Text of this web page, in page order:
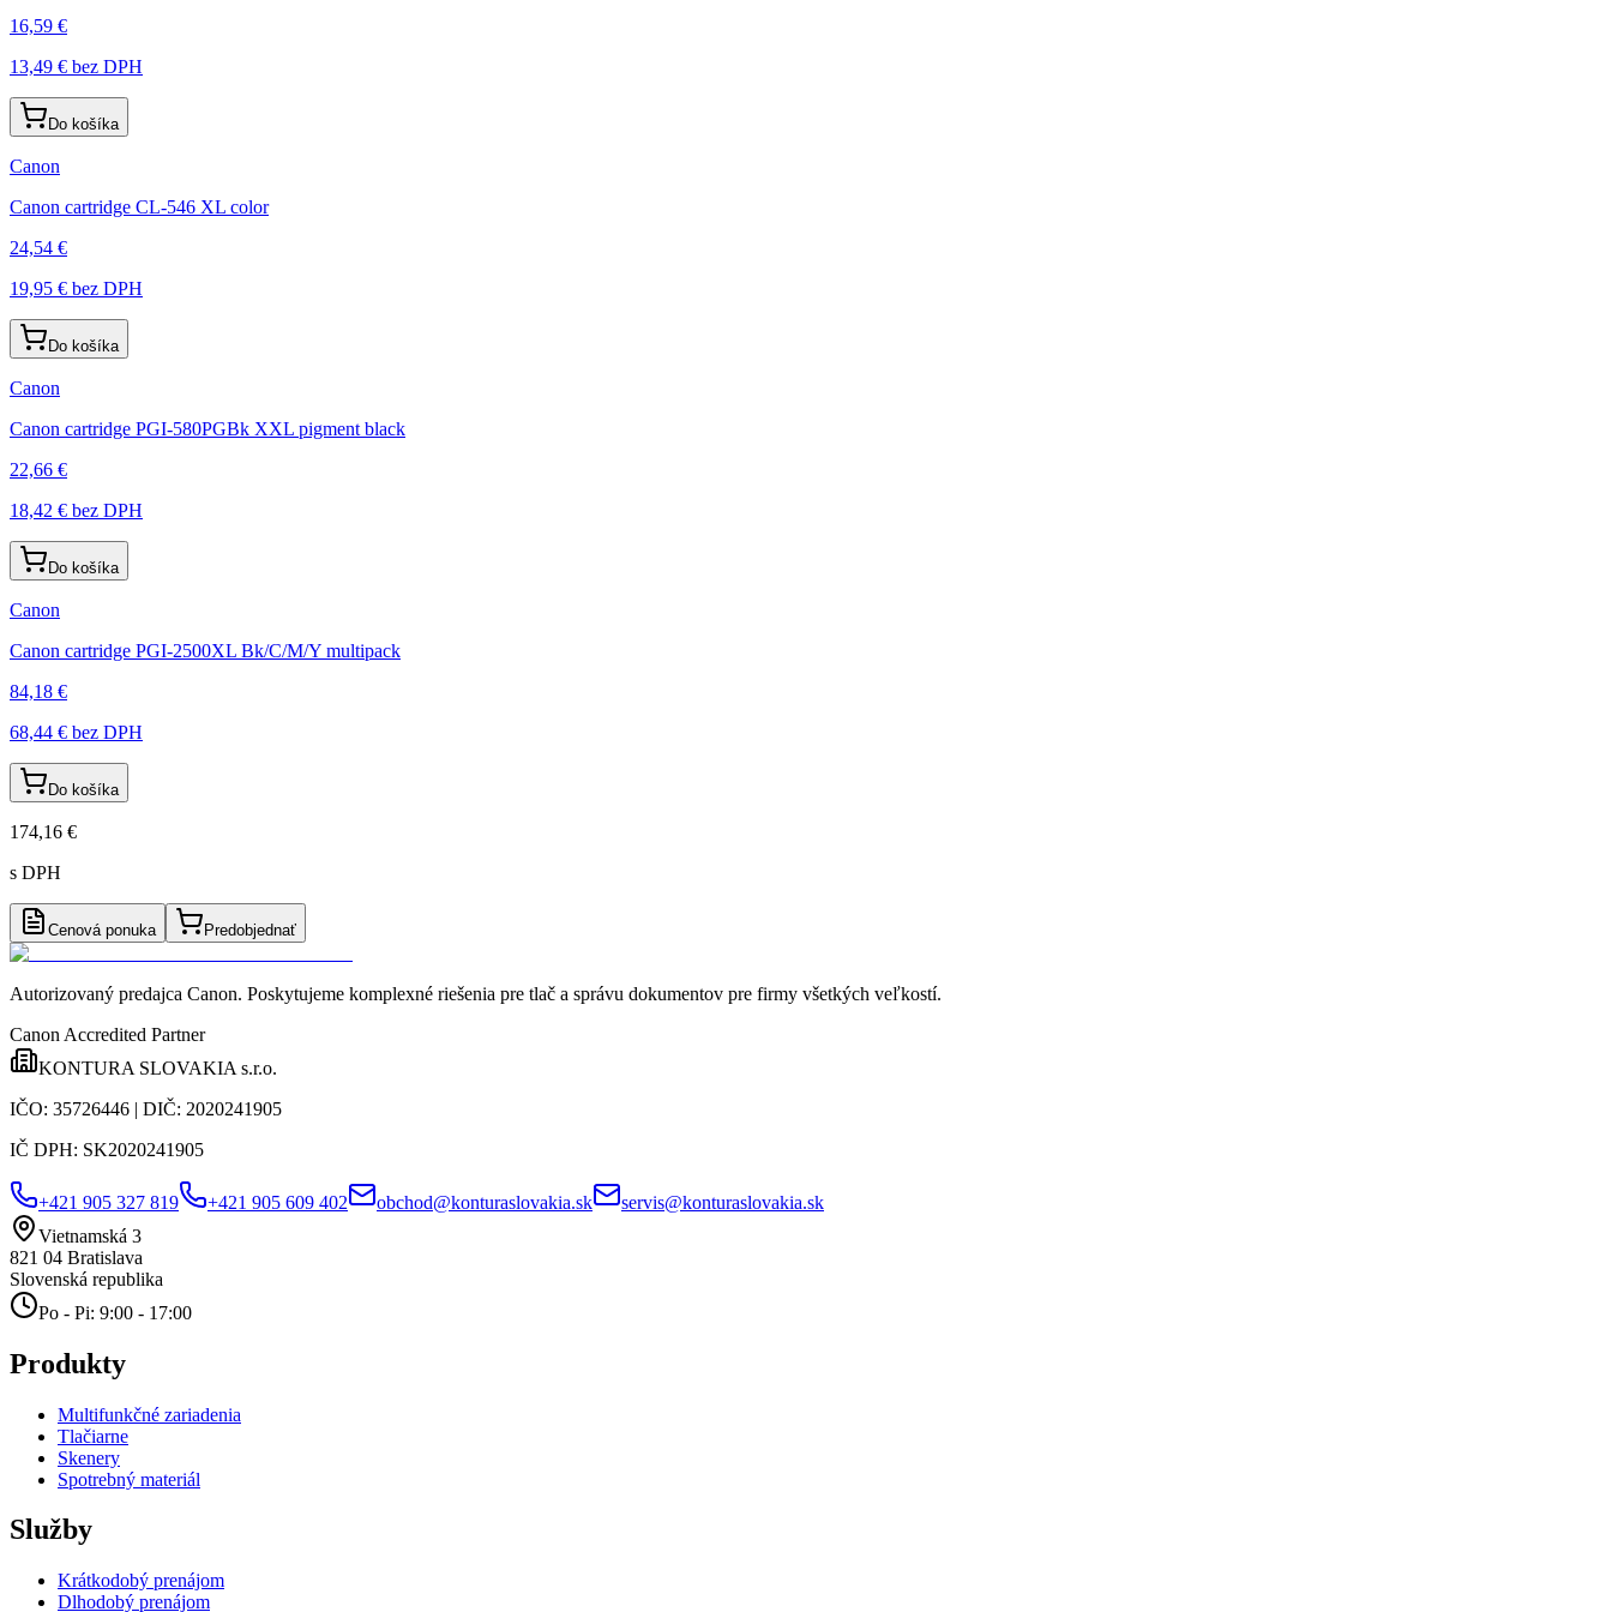
16,59 €
13,49 € bez DPH
Do košíka
Canon
Canon cartridge CL-546 XL color
24,54 €
19,95 € bez DPH
Do košíka
Canon
Canon cartridge PGI-580PGBk XXL pigment black
22,66 €
18,42 € bez DPH
Do košíka
Canon
Canon cartridge PGI-2500XL Bk/C/M/Y multipack
84,18 €
68,44 € bez DPH
Do košíka
174,16 €
s DPH
Cenová ponuka Predobjednať
Autorizovaný predajca Canon. Poskytujeme komplexné riešenia pre tlač a správu dokumentov pre firmy všetkých veľkostí.
Canon Accredited Partner
KONTURA SLOVAKIA s.r.o.
IČO: 35726446 | DIČ: 2020241905
IČ DPH: SK2020241905
+421 905 327 819 +421 905 609 402 obchod@konturaslovakia.sk
servis@konturaslovakia.sk
Vietnamská 3
821 04 Bratislava
Slovenská republika
Po - Pi: 9:00 - 17:00
Produkty
Multifunkčné zariadenia
Tlačiarne
Skenery
Spotrebný materiál
Služby
Krátkodobý prenájom
Dlhodobý prenájom